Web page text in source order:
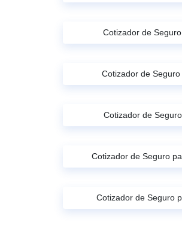
Cotizador de
Cotizador de
Cotizador de
Cotizador de Seguro
Cotizador de Seguro